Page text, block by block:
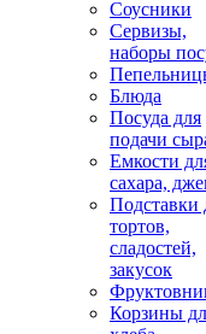
Соусники
Сервизы,
наборы
Блюда
Посуда для
подачи
Емкости
сахара,
Подставки
тортов,
сладостей,
закусок
Корзины